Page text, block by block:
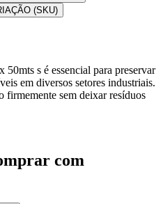
(SKU)
s é essencial para preservar
em diversos setores industriais.
firmemente sem deixar resíduos
com